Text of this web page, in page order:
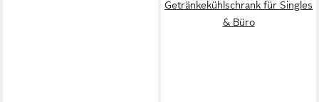
Getränkekühlschrank für Singles
& Büro